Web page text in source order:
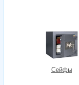
Сейфы